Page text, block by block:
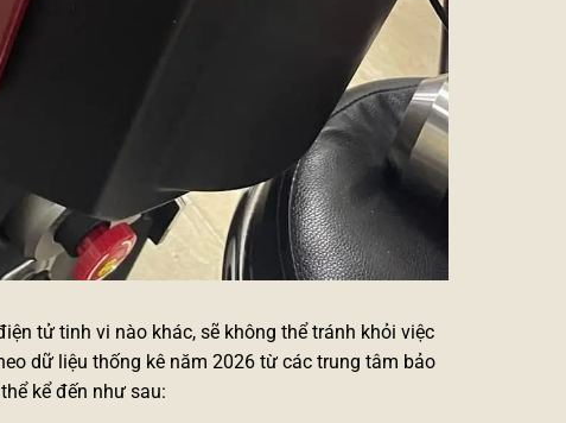
tử tinh vi nào khác, sẽ không thể tránh khỏi việc
dữ liệu thống kê năm 2026 từ các trung tâm bảo
kể đến như sau: